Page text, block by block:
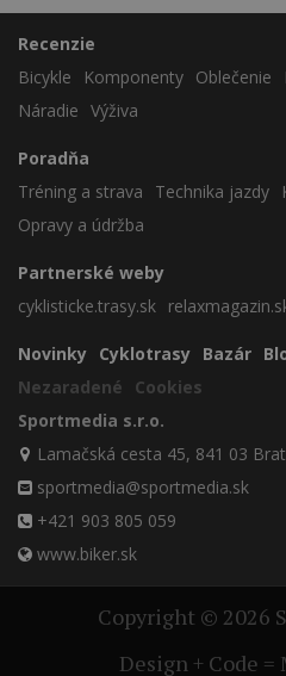
Recenzie
Bicykle
Komponenty Oblečenie
Náradie Výživa
Poradňa
Tréning a strava
Technika jazdy
Opravy a údržba
Partnerské weby
cyklisticke.trasy.sk
Novinky Cyklotrasy Bazár
Nezaradené
Cookies
Sportmedia s.r.o.
Lamačská cesta 45, 841 03
sportmedia@sportmedia.sk
+421 903 805 059
www.biker.sk
Copyright © 2026
Design + Code